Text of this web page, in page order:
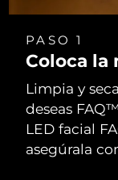
PASO 1
Coloca la
Limpia y
deseas
LED facial
asegúrala